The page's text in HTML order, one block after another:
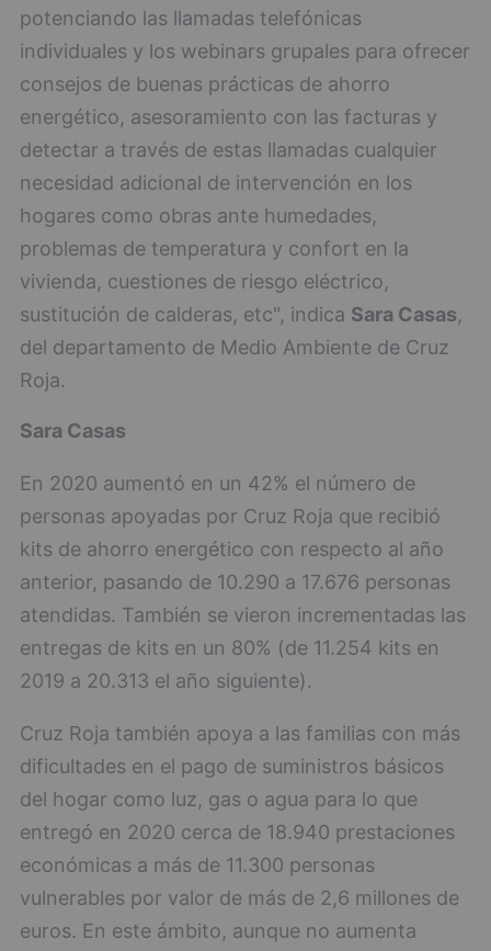
potenciando las llamadas telefónicas
individuales y los webinars grupales para ofrecer
consejos de buenas prácticas de ahorro
energético, asesoramiento con las facturas y
detectar a través de estas llamadas cualquier
necesidad adicional de intervención en los
hogares como obras ante humedades,
problemas de temperatura y confort en la
vivienda, cuestiones de riesgo eléctrico,
sustitución de calderas, etc", indica Sara Casas,
del departamento de Medio Ambiente de Cruz
Roja.
Sara Casas
En 2020 aumentó en un 42% el número de
personas apoyadas por Cruz Roja que recibió
kits de ahorro energético con respecto al año
anterior, pasando de 10.290 a 17.676 personas
atendidas. También se vieron incrementadas las
entregas de kits en un 80% (de 11.254 kits en
2019 a 20.313 el año siguiente).
Cruz Roja también apoya a las familias con más
dificultades en el pago de suministros básicos
del hogar como luz, gas o agua para lo que
entregó en 2020 cerca de 18.940 prestaciones
económicas a más de 11.300 personas
vulnerables por valor de más de 2,6 millones de
euros. En este ámbito, aunque no aumenta